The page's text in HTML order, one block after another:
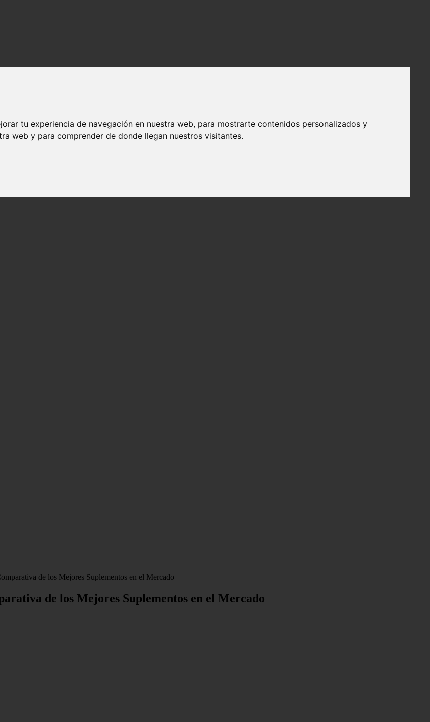
tu experiencia de navegación en nuestra web, para mostrarte contenidos personalizados y
web y para comprender de donde llegan nuestros visitantes.
de los Mejores Suplementos en el Mercado
de los Mejores Suplementos en el Mercado